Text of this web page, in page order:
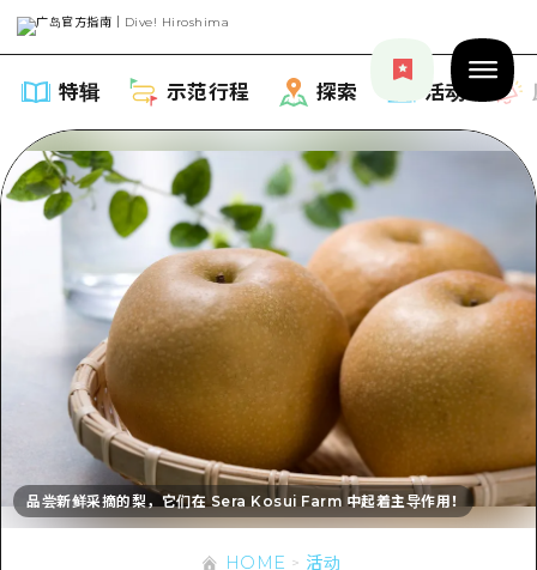
特辑 示范行程 探索 活动
特辑
列表
活动·庙会
美食·酒水
示范行程
Dive!Hiroshima官方向导
广岛随意旅行
列表
广岛市内
活动
应时信息 HOME 活动
品尝新鲜采摘的梨，它们在 Sera Kosui Farm 中起着主导作用！